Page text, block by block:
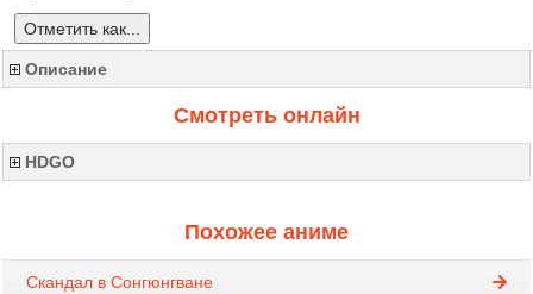
Отметить как...
Описание
Смотреть онлайн
HDGO
Похожее аниме
Скандал в Сонгюнгване